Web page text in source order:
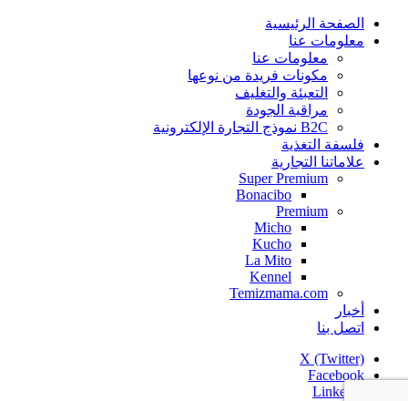
الصفحة الرئيسية
معلومات عنا
معلومات عنا
مكونات فريدة من نوعها
التعبئة والتغليف
مراقبة الجودة
B2C نموذج التجارة الإلكترونية
فلسفة التغذية
علاماتنا التجارية
Super Premium
Bonacibo
Premium
Micho
Kucho
La Mito
Kennel
Temizmama.com
أخبار
اتصل بنا
X (Twitter)
Facebook
Linkedin